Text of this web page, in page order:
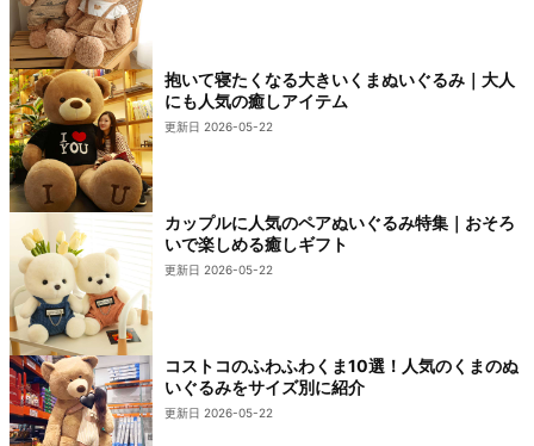
抱いて寝たくなる大きいくまぬいぐるみ｜大人
にも人気の癒しアイテム
更新日 2026-05-22
カップルに人気のペアぬいぐるみ特集｜おそろ
いで楽しめる癒しギフト
更新日 2026-05-22
コストコのふわふわくま10選！人気のくまのぬ
いぐるみをサイズ別に紹介
更新日 2026-05-22